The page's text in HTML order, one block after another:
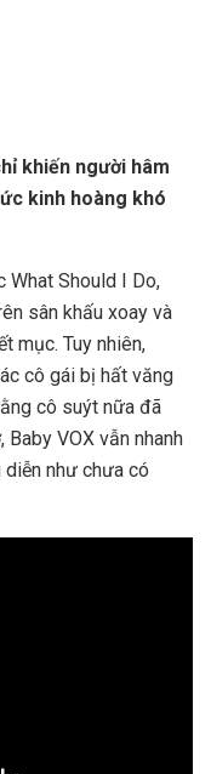
khiến người hâm
kinh hoàng khó
What Should I Do,
sân khấu xoay và
mục. Tuy nhiên,
cô gái bị hất văng
cô suýt nữa đã
VOX vẫn nhanh
như chưa có